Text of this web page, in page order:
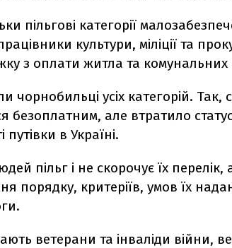
пільгові категорії
культури, міліції та
з оплати житла та комунальних
чорнобильці усіх категорій. Так,
безоплатним, але втратило
в Україні.
пільг і не скорочує їх перелік,
критеріїв, умов їх
ветерани та інваліди війни,